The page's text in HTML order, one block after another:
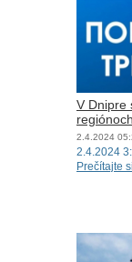
V Dnipre
2.4.2024
2.4.2024
Prečítajte